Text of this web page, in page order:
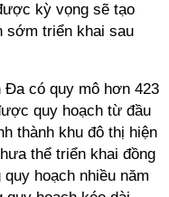
kỳ vọng sẽ tạo
sớm triển khai sau
Đa có quy mô hơn 423
quy hoạch từ đầu
thành khu đô thị hiện
thể triển khai đồng
hoạch nhiều năm